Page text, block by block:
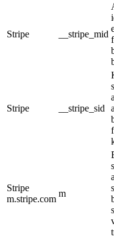
Stripe __stripe_mid
Stripe __stripe_sid
Stripe
m.stripe.com
m